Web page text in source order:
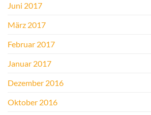
Juni 2017
März 2017
Februar 2017
Januar 2017
Dezember 2016
Oktober 2016